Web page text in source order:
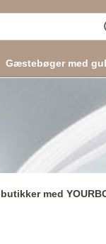
Gæstebøger med
med